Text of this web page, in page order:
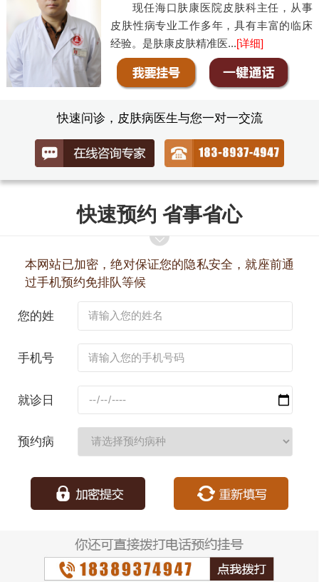
现任海口肤康医院皮肤科主任，从事
皮肤性病专业工作多年，具有丰富的临床
经验。是肤康皮肤精准医...[详细]
快速问诊，皮肤病医生与您一对一交流
快速预约 省事省心
本网站已加密，绝对保证您的隐私安全，就座前通
过手机预约免排队等候
您的姓
手机号
就诊日
预约病